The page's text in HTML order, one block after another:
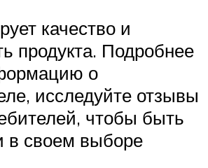
качество и
продукта. Подробнее
о
исследуйте отзывы
чтобы быть
в своем выборе